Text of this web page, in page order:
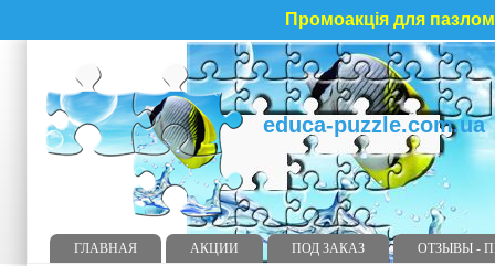
Промоакція для
educa-puzzle.com.ua
ГЛАВНАЯ АКЦИИ ПОД ЗАКАЗ ОТЗЫВЫ -